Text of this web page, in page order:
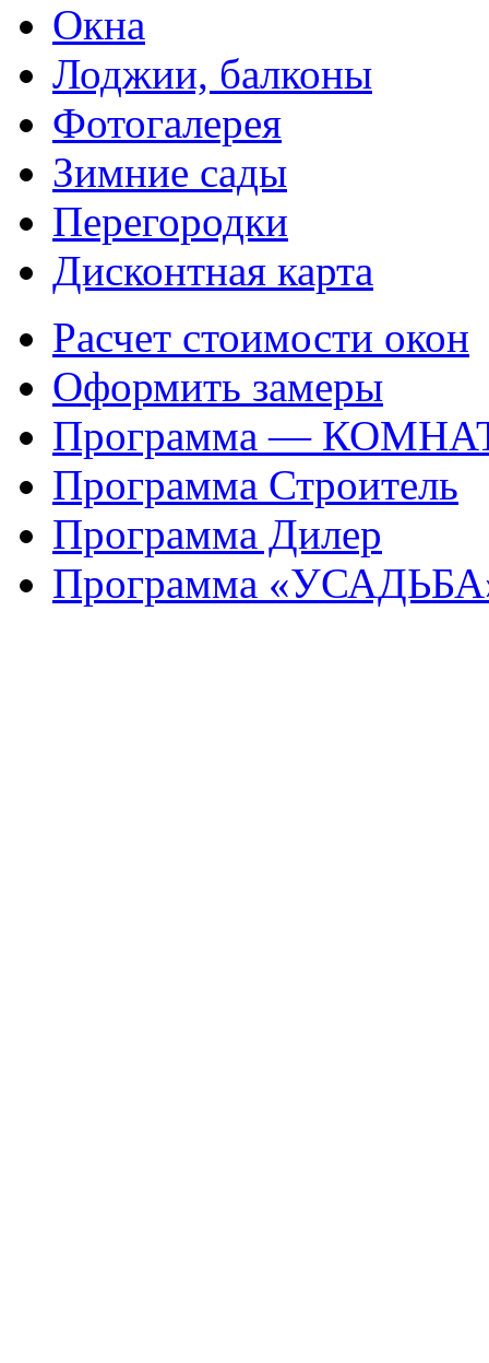
Окна
Лоджии, балконы
Фотогалерея
Зимние сады
Перегородки
Дисконтная карта
Расчет стоимости окон
Оформить замеры
Программа —
Программа Строитель
Программа Дилер
Программа